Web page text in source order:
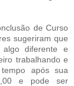
de Curso
sugeriram que
diferente e
trabalhando e
após sua
e pode ser